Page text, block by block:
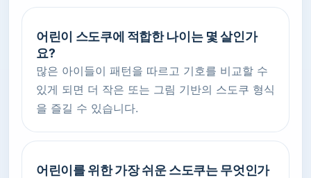
어린이 스도쿠에 적합한 나이는 몇 살인가
요?
많은 아이들이 패턴을 따르고 기호를 비교할 수
있게 되면 더 작은 또는 그림 기반의 스도쿠 형식
을 즐길 수 있습니다.
어린이를 위한 가장 쉬운 스도쿠는 무엇인가